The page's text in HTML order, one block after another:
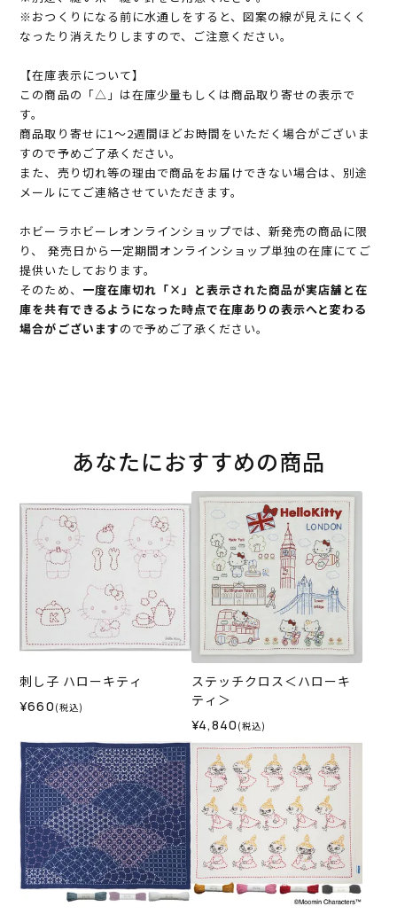
※おつくりになる前に水通しをすると、図案の線が見えにくく
なったり消えたりしますので、ご注意ください。
【在庫表示について】
この商品の「△」は在庫少量もしくは商品取り寄せの表示で
す。
商品取り寄せに1～2週間ほどお時間をいただく場合がございま
すので予めご了承ください。
また、売り切れ等の理由で商品をお届けできない場合は、別途
メールにてご連絡させていただきます。
ホビーラホビーレオンラインショップでは、新発売の商品に限
り、 発売日から一定期間オンラインショップ単独の在庫にてご
提供いたしております。
そのため、 一度在庫切れ「×」と表示された商品が実店舗と在
庫を共有できるようになった時点で在庫ありの表示へと変わる
場合がございますので予めご了承ください。
あなたにおすすめの商品
刺し子 ハローキティ
¥660 (税込)
ステッチクロス＜ハローキ
ティ＞
¥4,840 (税込)